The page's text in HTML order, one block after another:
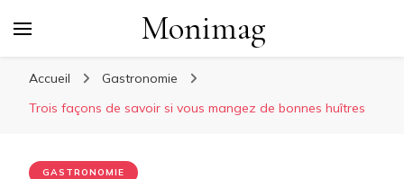
Monimag
Accueil
Gastronomie
Trois façons de savoir si vous mangez de bonnes huîtres
GASTRONOMIE